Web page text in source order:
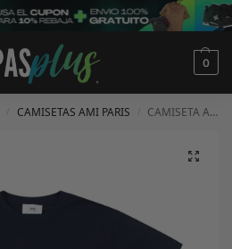
0
CAMISETAS AMI PARIS CAMISETA AMI PARIS